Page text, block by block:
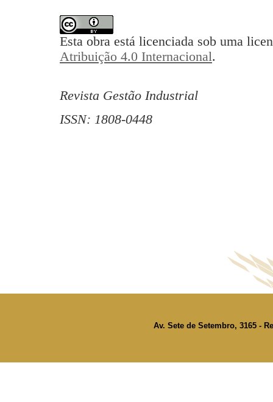
Esta obra está licenciada sob uma
Atribuição 4.0 Internacional.
Revista Gestão Industrial
ISSN: 1808-0448
Av. Sete de Setembro, 3165 -